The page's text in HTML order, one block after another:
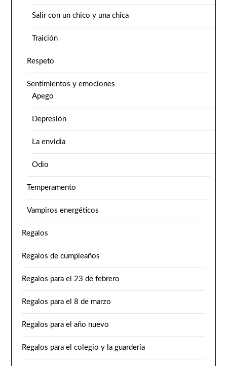
Salir con un chico y una chica
Traición
Respeto
Sentimientos y emociones
Apego
Depresión
La envidia
Odio
Temperamento
Vampiros energéticos
Regalos
Regalos de cumpleaños
Regalos para el 23 de febrero
Regalos para el 8 de marzo
Regalos para el año nuevo
Regalos para el colegio y la guardería